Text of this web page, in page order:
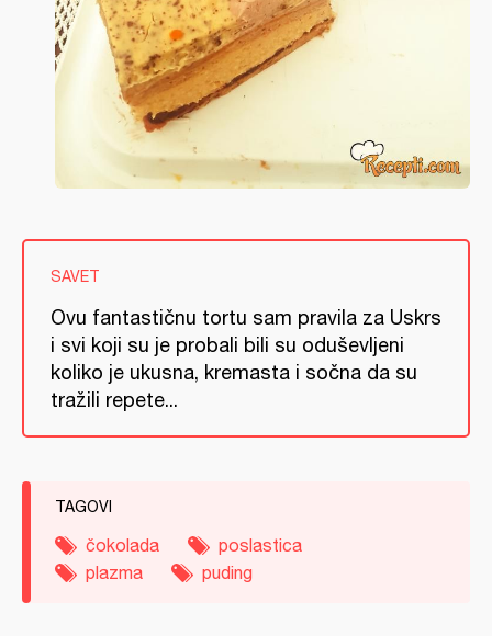
SAVET
Ovu fantastičnu tortu sam pravila za Uskrs
i svi koji su je probali bili su oduševljeni
koliko je ukusna, kremasta i sočna da su
tražili repete...
TAGOVI
čokolada
poslastica
plazma
puding